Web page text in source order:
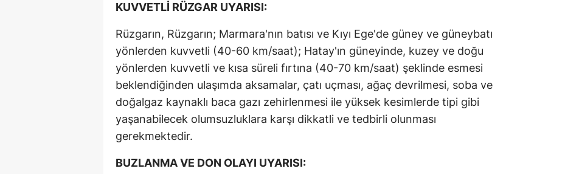
KUVVETLİ RÜZGAR UYARISI:
Rüzgarın, Rüzgarın; Marmara'nın batısı ve Kıyı Ege'de güney ve güneybatı
yönlerden kuvvetli (40-60 km/saat); Hatay'ın güneyinde, kuzey ve doğu
yönlerden kuvvetli ve kısa süreli fırtına (40-70 km/saat) şeklinde esmesi
beklendiğinden ulaşımda aksamalar, çatı uçması, ağaç devrilmesi, soba ve
doğalgaz kaynaklı baca gazı zehirlenmesi ile yüksek kesimlerde tipi gibi
yaşanabilecek olumsuzluklara karşı dikkatli ve tedbirli olunması
gerekmektedir.
BUZLANMA VE DON OLAYI UYARISI: